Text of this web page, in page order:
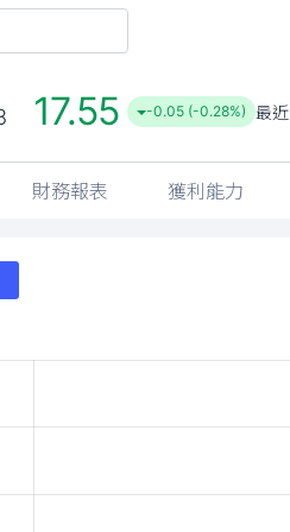
17.55 -0.05 (-0.28%) 最
財務報表 獲利能力